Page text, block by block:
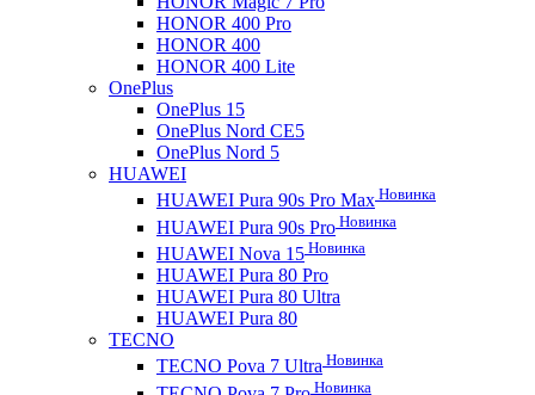
HONOR 400 Pro
HONOR 400
HONOR 400 Lite
OnePlus
OnePlus 15
OnePlus Nord CE5
OnePlus Nord 5
HUAWEI
HUAWEI Pura 90s Pro Max Новинка
HUAWEI Pura 90s Pro Новинка
HUAWEI Nova 15 Новинка
HUAWEI Pura 80 Pro
HUAWEI Pura 80 Ultra
HUAWEI Pura 80
TECNO
TECNO Pova 7 Ultra Новинка
Новинка